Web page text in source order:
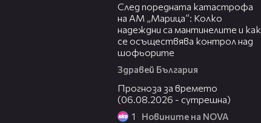
След поредната катастрофа
на АМ „Марица”: Колко
надеждни са мантинелите и как
се осъществява контрол над
шофьорите
Здравей България
Прогноза за времето
(06.08.2026 - сутрешна)
1 Новините на NOVA